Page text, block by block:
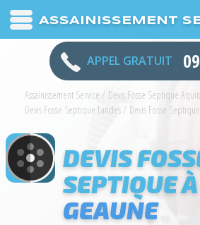
ASSAINISSEMENT
APPEL GRATUIT
Assainissement Service / Devis Fosse Septique
Devis Fosse Septique Landes/ Devis Fosse
DEVIS
SEPTIQUE À
GEAUNE